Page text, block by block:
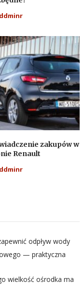
zakupów w
Renault
odpływ wody
— praktyczna
wielkość ośrodka ma